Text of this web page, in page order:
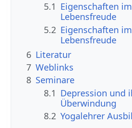
5.1 Eigenschaften
Lebensfreude
5.2 Eigenschaften
Lebensfreude
6 Literatur
7 Weblinks
8 Seminare
8.1 Depression und
Überwindung
8.2 Yogalehrer